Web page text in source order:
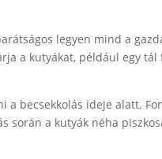
legyen mind a
a kutyákat, például egy tál
becsekkolás ideje alatt.
során a kutyák néha